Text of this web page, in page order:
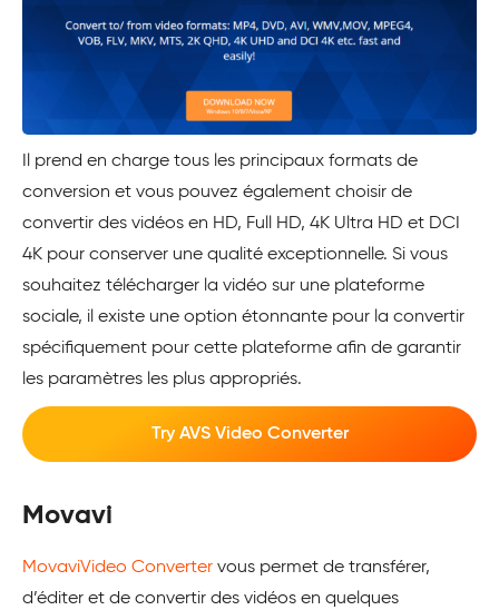
Il prend en charge tous les principaux formats de
conversion et vous pouvez également choisir de
convertir des vidéos en HD, Full HD, 4K Ultra HD et DCI
4K pour conserver une qualité exceptionnelle. Si vous
souhaitez télécharger la vidéo sur une plateforme
sociale, il existe une option étonnante pour la convertir
spécifiquement pour cette plateforme afin de garantir
les paramètres les plus appropriés.
Try AVS Video Converter
Movavi
MovaviVideo Converter vous permet de transférer,
d’éditer et de convertir des vidéos en quelques